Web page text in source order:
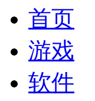
首页
游戏
软件